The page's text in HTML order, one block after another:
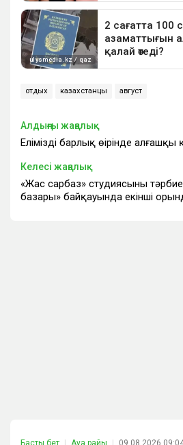
отдых казахстанцы август
Алдыңғы жаңалық
Еліміздің барлық өңірінде
Келесі жаңалық
«Жас сарбаз» студиясының
базары» байқауында екінші
Басты бет Ауа райы 09.08.2026